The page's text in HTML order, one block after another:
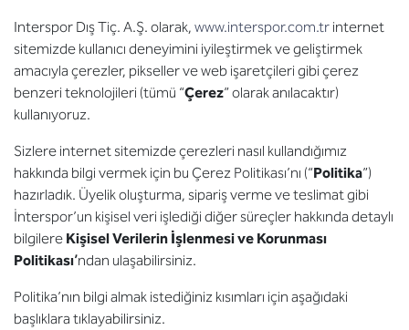
Interspor Dış Tiç. A.Ş. olarak, www.interspor.com.tr internet
sitemizde kullanıcı deneyimini iyileştirmek ve geliştirmek
amacıyla çerezler, pikseller ve web işaretçileri gibi çerez
benzeri teknolojileri (tümü “Çerez” olarak anılacaktır)
kullanıyoruz.
Sizlere internet sitemizde çerezleri nasıl kullandığımız
hakkında bilgi vermek için bu Çerez Politikası’nı (“Politika”)
hazırladık. Üyelik oluşturma, sipariş verme ve teslimat gibi
İnterspor’un kişisel veri işlediği diğer süreçler hakkında detaylı
bilgilere Kişisel Verilerin İşlenmesi ve Korunması
Politikası’ndan ulaşabilirsiniz.
Politika’nın bilgi almak istediğiniz kısımları için aşağıdaki
başlıklara tıklayabilirsiniz.